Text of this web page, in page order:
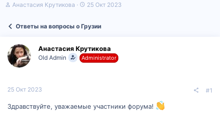
А
т
е
м
ы
Анастасия Крутикова
Д
а
ч
а
25 Окт 2023
Ответы на вопросы о Грузии
Анастасия Крутикова
Old Admin Administrator
25 Окт 2023 #1
Здравствуйте, уважаемые участники форума!